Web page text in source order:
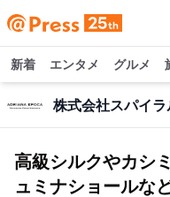
新着 エンタメ グルメ
株式会社スパイ
高級シルクやカシ
ュミナショール